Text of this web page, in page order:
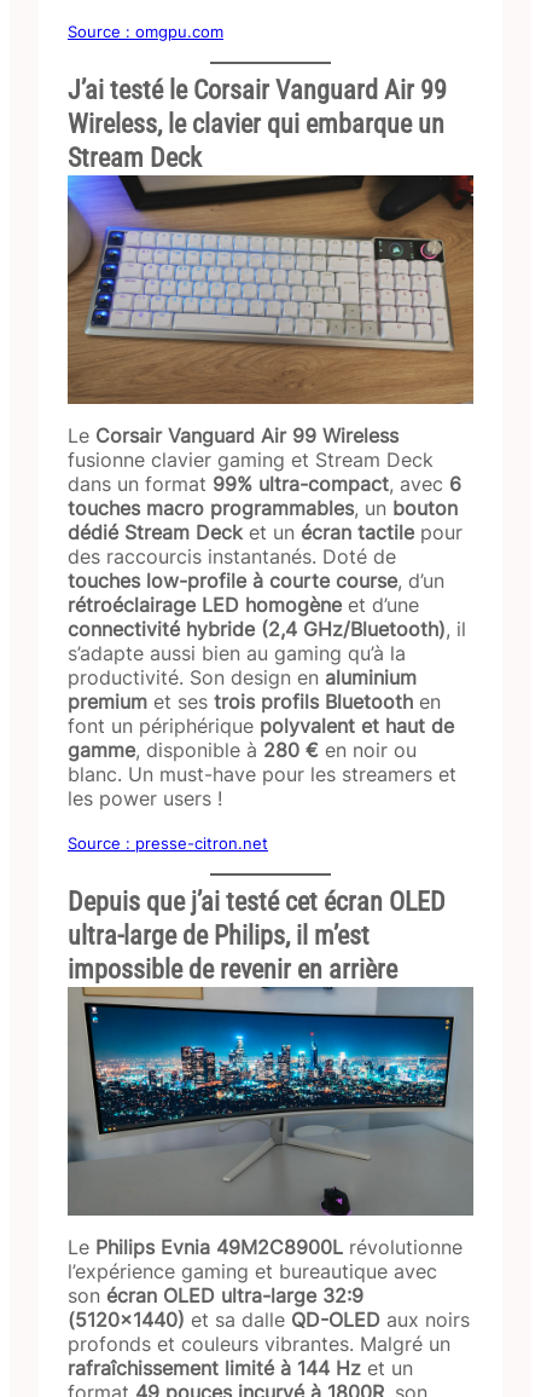
Source : omgpu.com
J’ai testé le Corsair Vanguard Air 99
Wireless, le clavier qui embarque un
Stream Deck
Le Corsair Vanguard Air 99 Wireless
fusionne clavier gaming et Stream Deck
dans un format 99% ultra-compact, avec 6
touches macro programmables, un bouton
dédié Stream Deck et un écran tactilepour
des raccourcis instantanés. Doté de
touches low-profile à courte course, d’un
rétroéclairage LED homogèneet d’une
connectivité hybride (2,4 GHz/Bluetooth), il
s’adapte aussi bien au gaming qu’à la
productivité. Son design en aluminium
premium et ses trois profils Bluetooth en
font un périphérique polyvalent et haut de
gamme, disponible à 280 € en noir ou
blanc. Un must-have pour les streamers et
les power users !
Source : presse-citron.net
Depuis que j’ai testé cet écran OLED
ultra-large de Philips, il m’est
impossible de revenir en arrière
Le Philips Evnia 49M2C8900L révolutionne
l’expérience gaming et bureautique avec
son écran OLED ultra-large 32:9
(5120×1440) et sa dalle QD-OLED aux noirs
profonds et couleurs vibrantes. Malgré un
rafraîchissement limité à 144 Hz et un
format 49 pouces incurvé à 1800R , son